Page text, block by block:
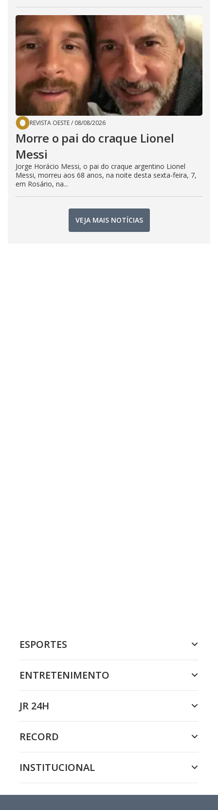
REVISTA OESTE/ 08/08/2026
Morre o pai do craque Lionel
Messi
Jorge Horácio Messi, o pai do craque argentino Lionel
Messi, morreu aos 68 anos, na noite desta sexta-feira, 7,
em Rosário, na...
VEJA MAIS NOTÍCIAS
ESPORTES
ENTRETENIMENTO
JR 24H
RECORD
INSTITUCIONAL